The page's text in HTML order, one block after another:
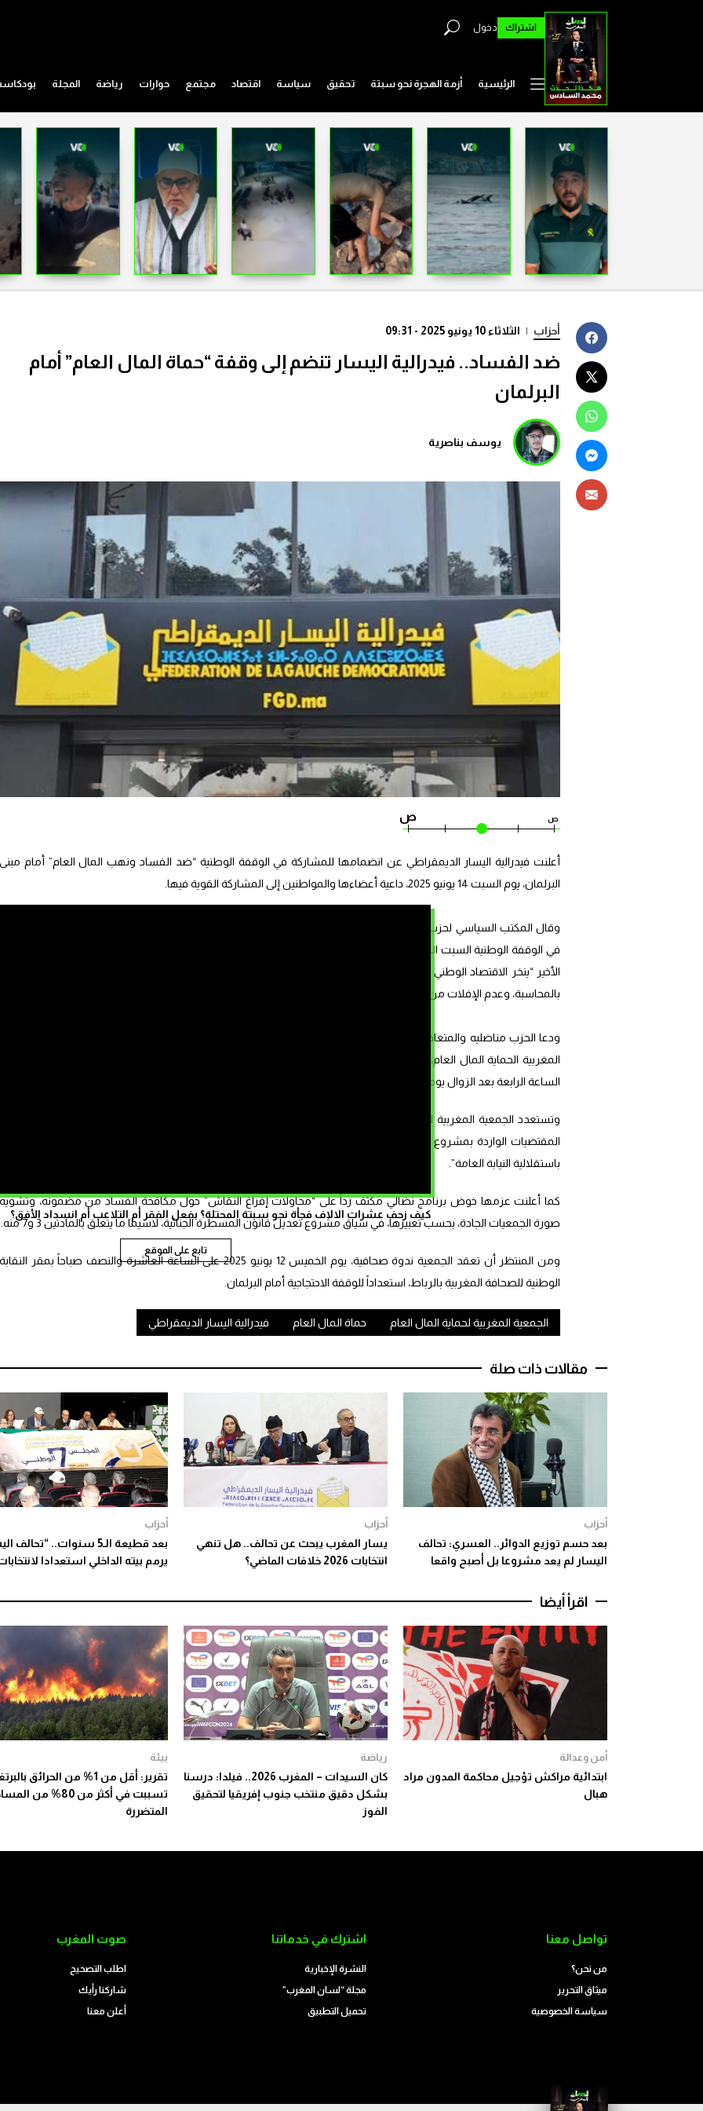
اشتراك دخول
الرئيسية أزمة الهجرة نحو سبتة تحقيق سياسة اقتصاد مجتمع حوارات رياضة المجلة
كيف زحف عشرات الالاف فجأة نحو سبتة المحتلة؟ بفعل الفقر أم التلاعب أم انسداد الأفق؟
تابع على الموقع
أحزاب | الثلاثاء 10 يونيو 2025 - 09:31
ضد الفساد.. فيدرالية اليسار تنضم إلى وقفة “حماة المال العام” أمام
البرلمان
يوسف بناصرية
ص ص
أعلنت فيدرالية اليسار الديمقراطي عن انضمامها للمشاركة في الوقفة الوطنية “ضد الفساد ونهب المال العام” أمام مبنى
البرلمان، يوم السبت 14 يونيو 2025، داعية أعضاءها والمواطنين إلى المشاركة القوية فيها.
وقال المكتب السياسي لحزب فيدرالية اليسار الديمقراطي، في بلاغ توصلت صحيفة “صوت المغرب” بنسخة منه، إن مشاركته
في الوقفة الوطنية السبت القادم، تأتي “انطلاقاً من مواقفه الثابتة في محاربة الفساد، ونهب المال العام”، مشيراً إلى أن هذا
الأخير “ينخر الاقتصاد الوطني ويعيق أي محاولة للتنمية وبناء مغرب الديمقراطية”، فضلاً عن “فصل السلط، وربط المسؤولية
بالمحاسبة، وعدم الإفلات من العقاب”.
ودعا الحزب مناضليه والمتعاطفين معه وعموم المواطنين إلى المشاركة القوية في الوقفة الاحتجاجية التي دعت لها الجمعية
المغربية الحماية المال العام، تحت شعار: “لا للتضييق على المبلغين عن جرائم المال العام، لا للمس باستقلالية القضاء”، على
الساعة الرابعة بعد الزوال يوم السبت.
المقتضيات الواردة بمشروع قانون المسطرة الجنائية، تحت شعار “لا للتضييق على المبلغين عن جرائم المال العام، لا للمس
باستقلالية النيابة العامة”.
كما أعلنت عزمها خوض برنامج نضالي مكثف رداً على “محاولات إفراغ النقاش” حول مكافحة الفساد من مضمونه، وتشويه
صورة الجمعيات الجادة، بحسب تعبيرها، في سياق مشروع تعديل قانون المسطرة الجنائية، لاسيما ما يتعلق بالمادتين 3 و7 منه.
ومن المنتظر أن تعقد الجمعية ندوة صحافية، يوم الخميس 12 يونيو 2025 على الساعة العاشرة والنصف صباحاً بمقر النقابة
الوطنية للصحافة المغربية بالرباط، استعداداً للوقفة الاحتجاجية أمام البرلمان.
الجمعية المغربية لحماية المال العام حماة المال العام فيدرالية اليسار الديمقراطي
مقالات ذات صلة
أحزاب
بعد حسم توزيع الدوائر.. العسري: تحالف
اليسار لم يعد مشروعا بل أصبح واقعا
أحزاب
يسار المغرب يبحث عن تحالف.. هل تنهي
انتخابات 2026 خلافات الماضي؟
أحزاب
بعد قطيعة الـ5 سنوات.. “تحالف
يرمم بيته الداخلي استعدادا لانتخابات
اقرأ أيضا
أمن وعدالة
ابتدائية مراكش تؤجيل محاكمة المدون مراد
هبال
رياضة
كان السيدات – المغرب 2026.. فيلدا: درسنا
بشكل دقيق منتخب جنوب إفريقيا لتحقيق
الفوز
بيئة
تقرير: أقل من 1% من الحرائق
تسببت في أكثر من 80% من
المتضررة
تواصل معنا
من نحن؟
ميثاق التحرير
سياسة الخصوصية
اشترك في خدماتنا
النشرة الإخبارية
مجلة “لسان المغرب”
تحميل التطبيق
صوت المغرب
اطلب التصحيح
شاركنا رأيك
أعلن معنا